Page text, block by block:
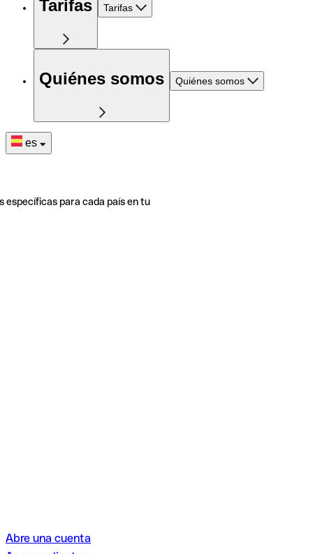
Tarifas Tarifas
Quiénes somos Quiénes somos
es
específicas para cada país en tu
Abre una cuenta